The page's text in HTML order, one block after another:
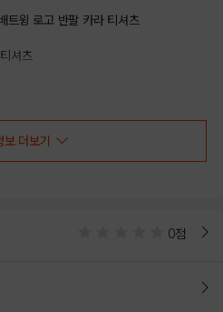
트윙 로고 반팔 카라 티셔츠
셔츠
COLOR
보 더보기
0점